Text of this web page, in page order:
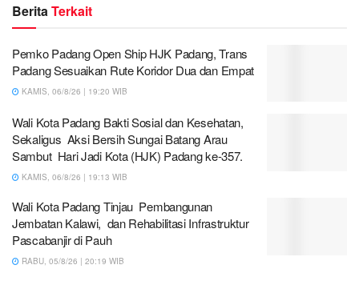
BeritaTerkait
Pemko Padang Open Ship HJK Padang, Trans
Padang Sesuaikan Rute Koridor Dua dan Empat
KAMIS, 06/8/26 | 19:20 WIB
Wali Kota Padang Bakti Sosial dan Kesehatan,
Sekaligus Aksi Bersih Sungai Batang Arau
Sambut Hari Jadi Kota (HJK) Padang ke-357.
KAMIS, 06/8/26 | 19:13 WIB
Wali Kota Padang Tinjau Pembangunan
Jembatan Kalawi, dan Rehabilitasi Infrastruktur
Pascabanjir di Pauh
RABU, 05/8/26 | 20:19 WIB